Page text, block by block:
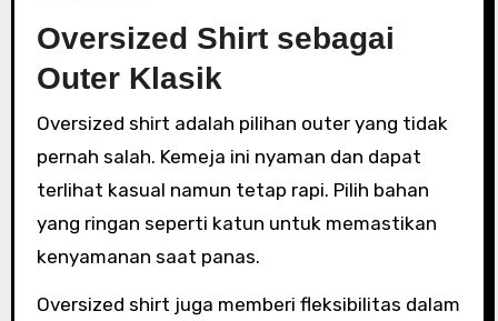
Oversized Shirt sebagai
Outer Klasik
Oversized shirt adalah pilihan outer yang tidak
pernah salah. Kemeja ini nyaman dan dapat
terlihat kasual namun tetap rapi. Pilih bahan
yang ringan seperti katun untuk memastikan
kenyamanan saat panas.
Oversized shirt juga memberi fleksibilitas dalam